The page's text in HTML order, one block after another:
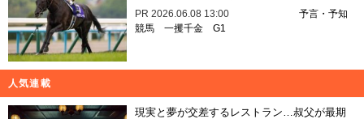
PR 2026.06.08 13:00
予言・予知
競馬 一攫千金 G1
人気連載
現実と夢が交差するレストラン…叔父が最期